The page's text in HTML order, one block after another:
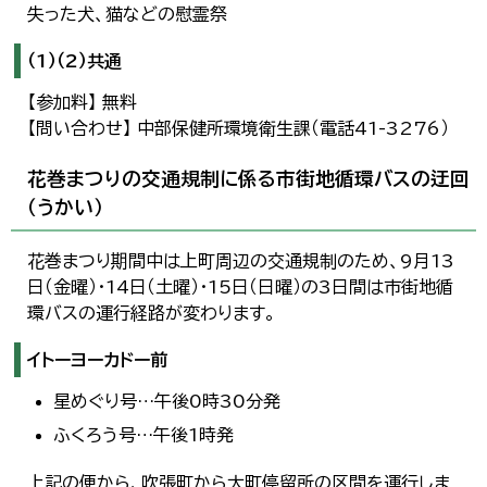
失った犬、猫などの慰霊祭
（1）（2）共通
【参加料】 無料
【問い合わせ】 中部保健所環境衛生課（電話41-3276）
花巻まつりの交通規制に係る市街地循環バスの迂回
（うかい）
花巻まつり期間中は上町周辺の交通規制のため、9月13
日（金曜）・14日（土曜）・15日（日曜）の3日間は市街地循
環バスの運行経路が変わります。
イトーヨーカドー前
星めぐり号…午後0時30分発
ふくろう号…午後1時発
上記の便から、吹張町から大町停留所の区間を運行しま